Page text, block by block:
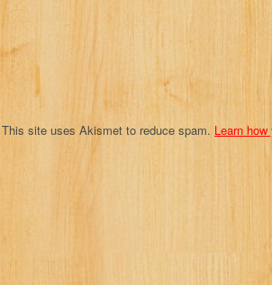
i
o
This site uses Akismet to reduce spam. Learn